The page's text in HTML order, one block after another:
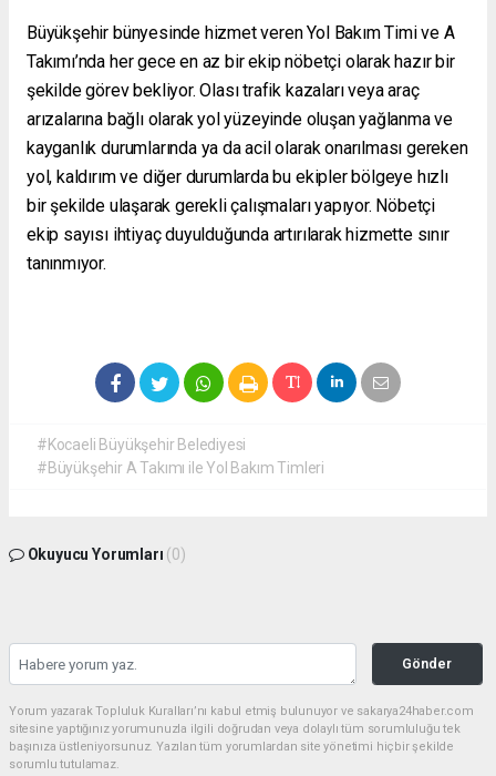
Büyükşehir bünyesinde hizmet veren Yol Bakım Timi ve A
Takımı’nda her gece en az bir ekip nöbetçi olarak hazır bir
şekilde görev bekliyor. Olası trafik kazaları veya araç
arızalarına bağlı olarak yol yüzeyinde oluşan yağlanma ve
kayganlık durumlarında ya da acil olarak onarılması gereken
yol, kaldırım ve diğer durumlarda bu ekipler bölgeye hızlı
bir şekilde ulaşarak gerekli çalışmaları yapıyor. Nöbetçi
ekip sayısı ihtiyaç duyulduğunda artırılarak hizmette sınır
tanınmıyor.
#Kocaeli Büyükşehir Belediyesi
#Büyükşehir A Takımı ile Yol Bakım Timleri
Okuyucu Yorumları (0)
Gönder
Yorum yazarak Topluluk Kuralları’nı kabul etmiş bulunuyor ve sakarya24haber.com
sitesine yaptığınız yorumunuzla ilgili doğrudan veya dolaylı tüm sorumluluğu tek
başınıza üstleniyorsunuz. Yazılan tüm yorumlardan site yönetimi hiçbir şekilde
sorumlu tutulamaz.